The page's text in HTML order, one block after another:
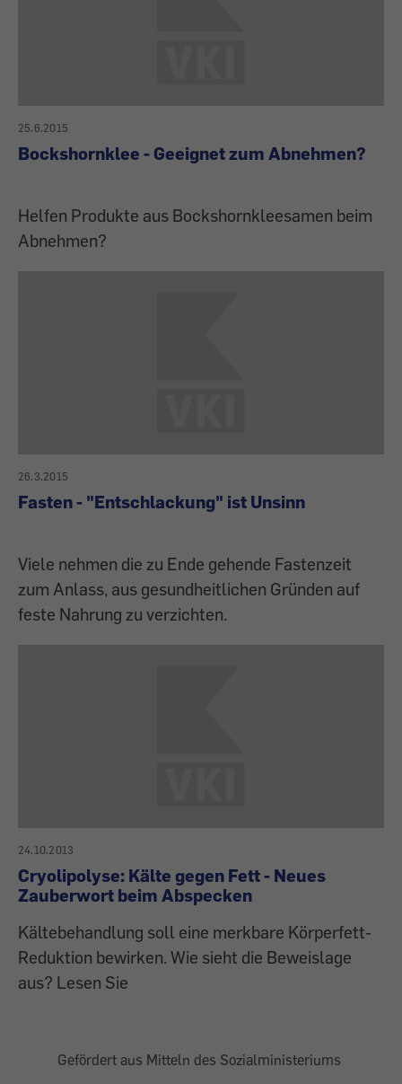
25.6.2015
Bockshornklee - Geeignet zum Abnehmen?
Helfen Produkte aus Bockshornkleesamen beim
Abnehmen?
26.3.2015
Fasten - "Entschlackung" ist Unsinn
Viele nehmen die zu Ende gehende Fastenzeit
zum Anlass, aus gesundheitlichen Gründen auf
feste Nahrung zu verzichten.
24.10.2013
Cryolipolyse: Kälte gegen Fett - Neues
Zauberwort beim Abspecken
Kältebehandlung soll eine merkbare Körperfett-
Reduktion bewirken. Wie sieht die Beweislage
aus? Lesen Sie
Gefördert aus Mitteln des Sozialministeriums